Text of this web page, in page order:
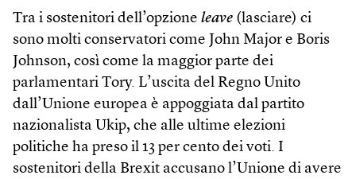
Tra i sostenitori dell’opzione leave (lasciare) ci
sono molti conservatori come John Major e Boris
Johnson, così come la maggior parte dei
parlamentari Tory. L’uscita del Regno Unito
dall’Unione europea è appoggiata dal partito
nazionalista Ukip, che alle ultime elezioni
politiche ha preso il 13 per cento dei voti. I
sostenitori della Brexit accusano l’Unione di avere